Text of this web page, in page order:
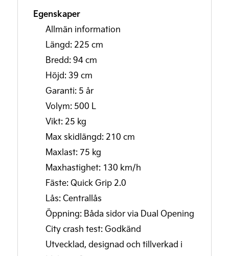
Egenskaper
Allmän information
Längd: 225 cm
Bredd: 94 cm
Höjd: 39 cm
Garanti: 5 år
Volym: 500 L
Vikt: 25 kg
Max skidlängd: 210 cm
Maxlast: 75 kg
Maxhastighet: 130 km/h
Fäste: Quick Grip 2.0
Lås: Centrallås
Öppning: Båda sidor via Dual Opening
City crash test: Godkänd
Utvecklad, designad och tillverkad i